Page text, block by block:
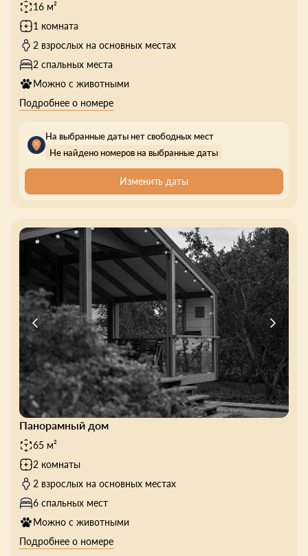
16 м²
1 комната
2 взрослых на основных местах
2 спальных места
Можно с животными
Подробнее о номере
На выбранные даты нет свободных мест
Не найдено номеров на выбранные даты
Изменить даты
Панорамный дом
65 м²
2 комнаты
2 взрослых на основных местах
6 спальных мест
Можно с животными
Подробнее о номере